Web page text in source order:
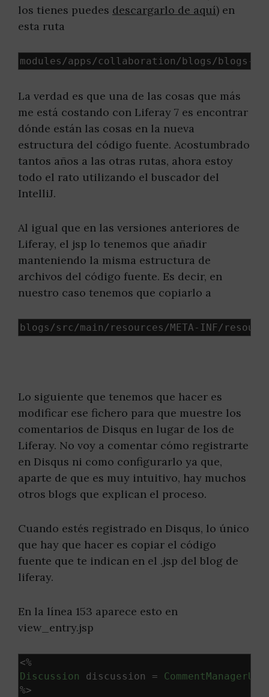
los tienes puedes descargarlo de aquí) en
esta ruta
modules/apps/collaboration/blogs/blogs -
La verdad es que una de las cosas que más
me está costando con Liferay 7 es encontrar
dónde están las cosas en la nueva
estructura del código fuente. Acostumbrado
tantos años a las otras rutas, ahora estoy
todo el rato utilizando el buscador del
IntelliJ.
Al igual que en las versiones anteriores de
Liferay, el jsp lo tenemos que añadir
manteniendo la misma estructura de
archivos del código fuente. Es decir, en
nuestro caso tenemos que copiarlo a
blogs/ src/main/ resources/META - INF/
Lo siguiente que tenemos que hacer es
modificar ese fichero para que muestre los
comentarios de Disqus en lugar de los de
Liferay. No voy a comentar cómo registrarte
en Disqus ni como configurarlo ya que,
aparte de que es muy intuitivo, hay muchos
otros blogs que explican el proceso.
Cuando estés registrado en Disqus, lo único
que hay que hacer es copiar el código
fuente que te indican en el .jsp del blog de
liferay.
En la línea 153 aparece esto en
view_entry.jsp
<%
Discussion
discussion =
%>